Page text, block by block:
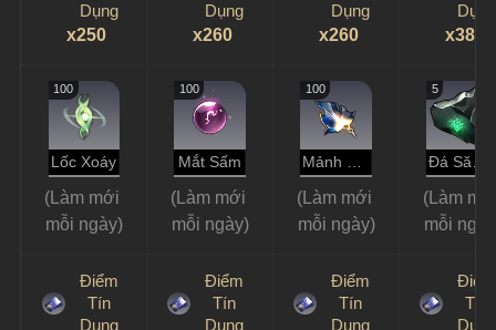
Dụng
x250
Dụng
x260
Dụng
x260
Dụng
x380
100
Lốc Xoáy
(Làm mới
mỗi ngày)
100
Mắt Sấm
(Làm mới
mỗi ngày)
100
(Làm mới
mỗi ngày)
5
(Làm
mỗi
Điểm
Tín
Dụng
Điểm
Tín
Dụng
Điểm
Tín
Dụng
Điểm
Tín
Dụng